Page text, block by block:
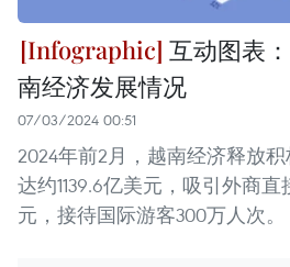
互动图表
南经济发展情况
07/03/2024 00:51
2024年前2月，越南经济释放
达约1139.6亿美元，吸引外商
元，接待国际游客300万人次。